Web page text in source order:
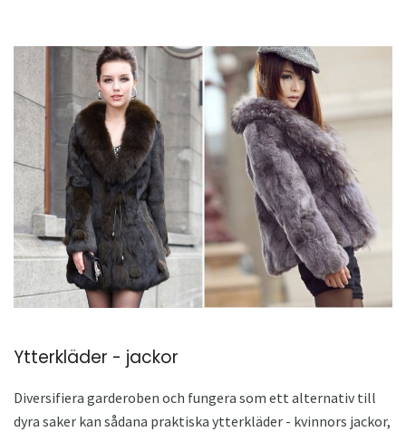
Ytterkläder - jackor
Diversifiera garderoben och fungera som ett alternativ till
dyra saker kan sådana praktiska ytterkläder - kvinnors jackor,